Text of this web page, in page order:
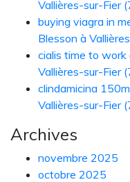
Vallières-sur-Fier
buying viagra in
Blesson à
cialis time to work
Vallières-sur-Fier
clindamicina
Vallières-sur-Fier
Archives
novembre 2025
octobre 2025